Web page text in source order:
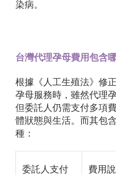
染病。
台灣代理孕母費用包含
根據《人工生殖法》修
孕母服務時，雖然代理
但委託人仍需支付多項
體狀態與生活。而其包
種：
委託人支付 費用